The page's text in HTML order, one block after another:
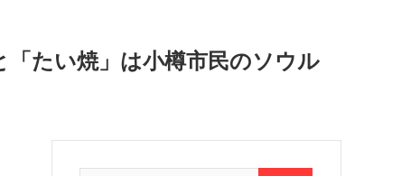
たい焼」は小樽市民のソウル